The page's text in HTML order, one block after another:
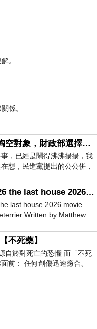
。
係。
國票成為民進黨掏空對象，財政部選擇性失憶
，已經是鬧得沸沸揚揚，我
想，民進黨提出的公公併，
庫，鬧出最大的醜
電影最後孤屋2026 the last house 2026 movie
last house 2026 movie
Written by Matthew
Lee Wa
不死藥】
自於對死亡的恐懼 而「不死
前： 任何創傷迅速癒合、
堪